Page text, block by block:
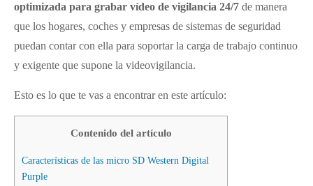
optimizada para grabar vídeo de vigilancia 24/7 de manera
que los hogares, coches y empresas de sistemas de seguridad
puedan contar con ella para soportar la carga de trabajo continuo
y exigente que supone la videovigilancia.
Esto es lo que te vas a encontrar en este artículo:
Contenido del artículo
Características de las micro SD Western Digital
Purple